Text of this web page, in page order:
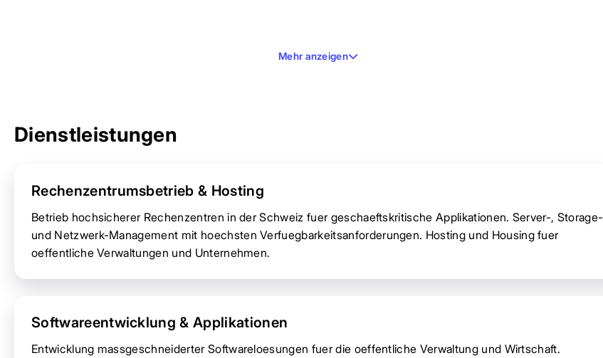
Mehr anzeigen
Dienstleistungen
Rechenzentrumsbetrieb & Hosting
Betrieb hochsicherer Rechenzentren in der Schweiz fuer geschaeftskritische Applikationen. Server-, Storage-
und Netzwerk-Management mit hoechsten Verfuegbarkeitsanforderungen. Hosting und Housing fuer
oeffentliche Verwaltungen und Unternehmen.
Softwareentwicklung & Applikationen
Entwicklung massgeschneiderter Softwareloesungen fuer die oeffentliche Verwaltung und Wirtschaft.